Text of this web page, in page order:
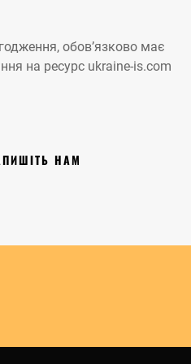
обов’язково має
на ресурс ukraine-is.com
НАМ